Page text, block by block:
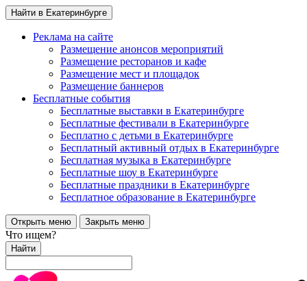
Найти в Екатеринбурге
Реклама на сайте
Размещение анонсов мероприятий
Размещение ресторанов и кафе
Размещение мест и площадок
Размещение баннеров
Бесплатные события
Бесплатные выставки в Екатеринбурге
Бесплатные фестивали в Екатеринбурге
Бесплатно с детьми в Екатеринбурге
Бесплатный активный отдых в Екатеринбурге
Бесплатная музыка в Екатеринбурге
Бесплатные шоу в Екатеринбурге
Бесплатные праздники в Екатеринбурге
Бесплатное образование в Екатеринбурге
Открыть меню Закрыть меню
Что ищем?
Найти